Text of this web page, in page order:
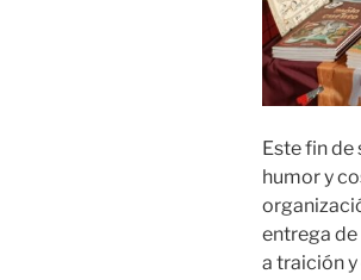
Este fin
humor y
entrega
a traición